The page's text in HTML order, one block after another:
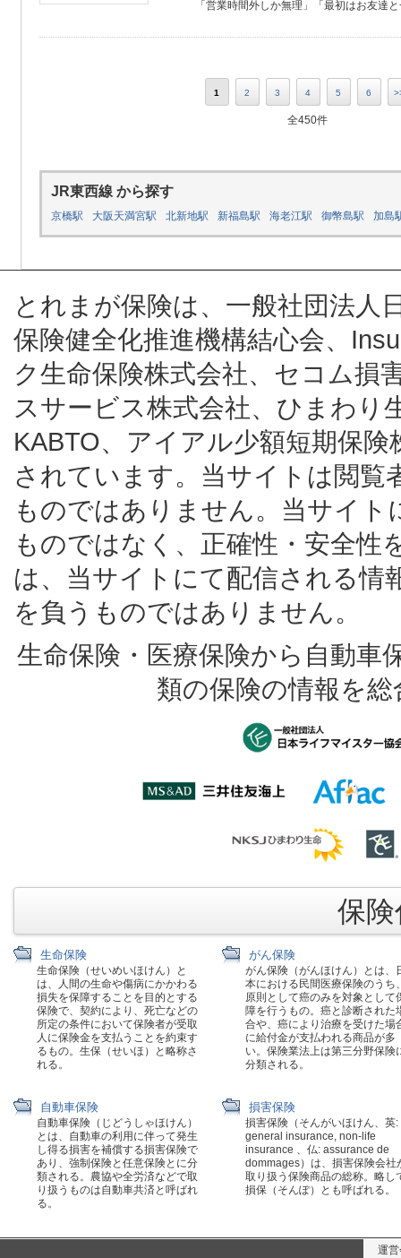
「営業時間外しか無理」「最初はお友達
1 2 3 4 5 6
全450件
JR東西線 から探す
京橋駅 大阪天満宮駅 北新地駅 新福島駅 海老江駅 御幣島駅 加島
とれまが保険は、一般社団法人
保険健全化推進機構結心会、
ク生命保険株式会社、セコム損
スサービス株式会社、ひまわり
KABTO、アイアル少額短期保
されています。当サイトは閲覧
ものではありません。当サイ
ものではなく、正確性・安全性
は、当サイトにて配信される情
を負うものではありません。
生命保険・医療保険から自動車
類の保険の情報を
保
生命保険
生命保険（せいめいほけん）と
は、人間の生命や傷病にかかわる
損失を保障することを目的とする
保険で、契約により、死亡などの
所定の条件において保険者が受取
人に保険金を支払うことを約束す
るもの。生保（せいほ）と略称さ
れる。
がん保険
がん保険（がんほけん）とは、
本における民間医療保険のうち
原則として癌のみを対象として
障を行うもの。癌と診断された
合や、癌により治療を受けた場
に給付金が支払われる商品が多
い。保険業法上は第三分野保険
分類される。
自動車保険
自動車保険（じどうしゃほけん）
とは、自動車の利用に伴って発生
し得る損害を補償する損害保険で
あり、強制保険と任意保険とに分
類される。農協や全労済などで取
り扱うものは自動車共済と呼ばれ
る。
損害保険
損害保険（そんがいほけん、英:
general insurance, non-life
insurance 、仏: assurance de
dommages）は、損害保険会社
取り扱う保険商品の総称。略し
損保（そんぽ）とも呼ばれる。
運